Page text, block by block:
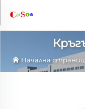
Начална